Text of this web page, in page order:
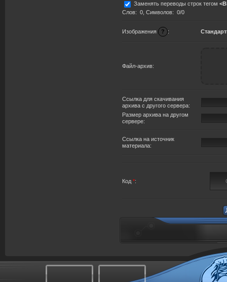
Заменять переводы строк тегом
Слов: 0 , Символов: 0/0
Изображения ? :
Файл-архив:
Ссылка для скачивания
архива с другого сервера:
Размер архива на другом
сервере:
Ссылка на источник
материала:
Код *: